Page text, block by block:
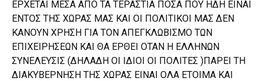
ΕΡΧΕΤΑΙ ΜΕΣΑ ΑΠΟ ΤΑ ΤΕΡΑΣΤΙΑ ΠΟΣΑ ΠΟΥ ΗΔΗ ΕΙΝΑΙ
ΕΝΤΟΣ ΤΗΣ ΧΩΡΑΣ ΜΑΣ ΚΑΙ ΟΙ ΠΟΛΙΤΙΚΟΙ ΜΑΣ ΔΕΝ
ΚΑΝΟΥΝ ΧΡΗΣΗ ΓΙΑ ΤΟΝ ΑΠΕΓΚΛΩΒΙΣΜΟ ΤΩΝ
ΕΠΙΧΕΙΡΗΣΕΩΝ ΚΑΙ ΘΑ ΕΡΘΕΙ ΟΤΑΝ Η ΕΛΛΗΝΩΝ
ΣΥΝΕΛΕΥΣΙΣ (ΔΗΛΑΔΗ ΟΙ ΙΔΙΟΙ ΟΙ ΠΟΛΙΤΕΣ )ΠΑΡΕΙ ΤΗ
ΔΙΑΚΥΒΕΡΝΗΣΗ ΤΗΣ ΧΩΡΑΣ ΕΙΝΑΙ ΟΛΑ ΕΤΟΙΜΑ ΚΑΙ